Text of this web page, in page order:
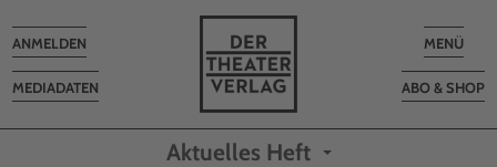
Toggle
MENÜ
ABO & SHOP
MEDIADATEN
Toggle
navigation
ANMELDEN
Aktuelles Heft